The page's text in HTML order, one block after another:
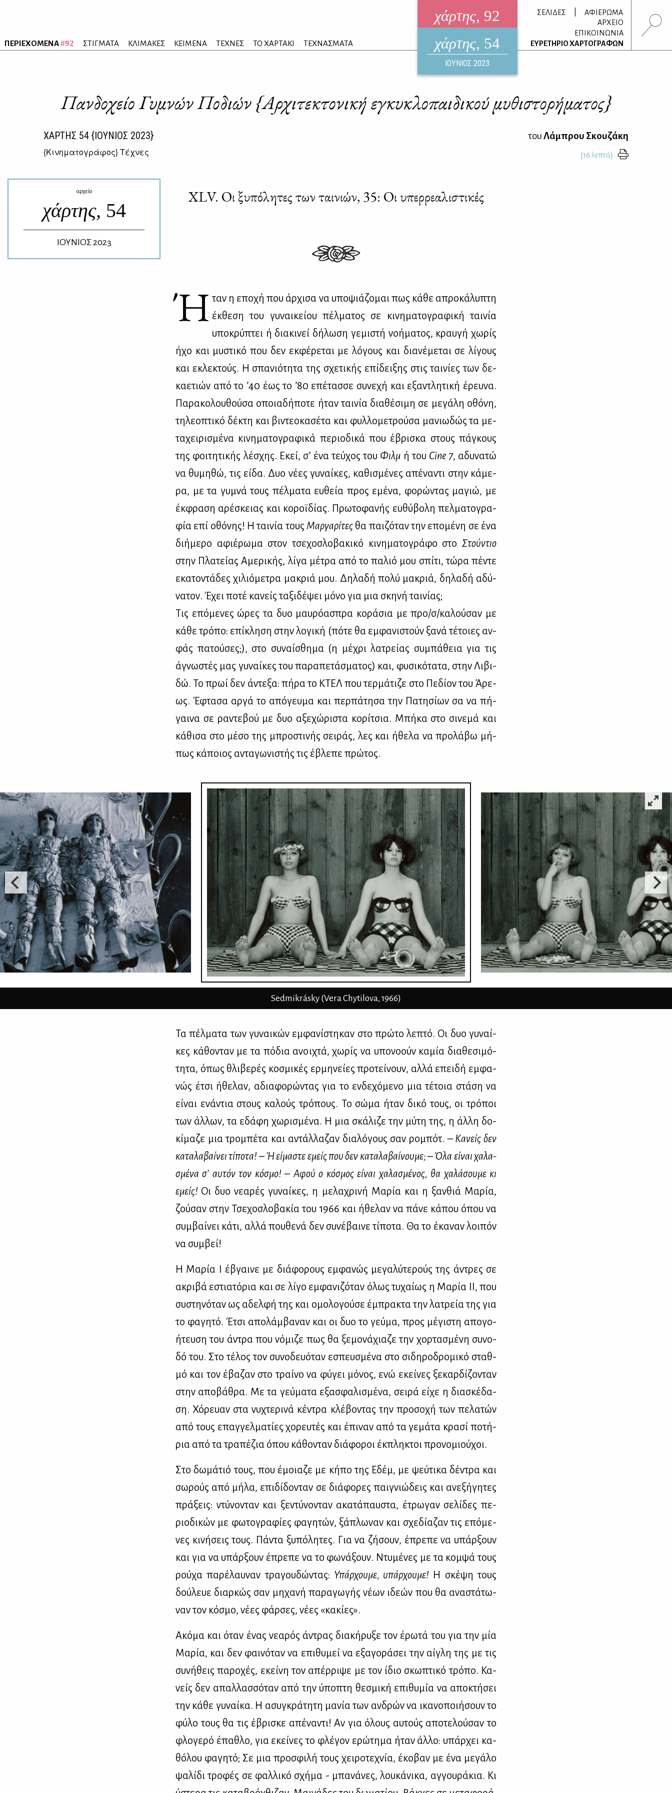
ΠΕΡΙΕΧΟΜΕΝΑ#92 ΣΤΙΓΜΑΤΑ ΚΛΙΜΑΚΕΣ ΚΕΙΜΕΝΑ ΤΕΧΝΕΣ ΤΟ ΧΑΡΤΑΚΙ ΤΕΧΝΑΣΜΑΤΑ
χάρτης, 92
ηλεκτρονικό περιοδικό
ΑΥΓΟΥΣΤΟΣ 2026
χάρτης, 54
ΙΟΥΝΙΟΣ 2023
ΣΕΛΙΔΕΣ
ΑΦΙΕΡΩΜΑ
ΑΡΧΕΙΟ
ΕΠΙΚΟΙΝΩΝΙΑ
ΕΥΡΕΤΗΡΙΟ ΧΑΡΤΟΓΡΑΦΩΝ
Πανδοχείο Γυμνών Ποδιών {Αρχιτεκτονική εγκυκλοπαιδικού μυθιστορήματος}
ΧΑΡΤΗΣ 54 {ΙΟΥΝΙΟΣ 2023}
{Κινηματογράφος} Τέχνες
τουΛάμπρου Σκουζάκη
{16 λεπτά}
αρχείο
χάρτης, 54
ΙΟΥΝΙΟΣ 2023
XLV. Οι ξυπόλητες των ταινιών, 35: Οι υπερρεαλιστικές
Ή ταν η επο­χή που άρ­χι­σα να υπο­ψιά­ζο­μαι πως κά­θε απρο­κά­λυ­πτη
έκ­θε­ση του γυ­ναι­κεί­ου πέλ­μα­τος σε κι­νη­μα­το­γρα­φι­κή ται­νία
υπο­κρύ­πτει ή δια­κι­νεί δή­λω­ση γε­μι­στή νο­ή­μα­τος, κραυ­γή χω­ρίς
ήχο και μυ­στι­κό που δεν εκ­φέ­ρε­ται με λό­γους και δια­νέ­με­ται σε λί­γους
και εκλε­κτούς. Η σπα­νιό­τη­τα της σχε­τι­κής επί­δει­ξης στις ται­νί­ες των δε­
κα­ε­τιών από το ’40 έως το ’80 επέ­τασ­σε συ­νε­χή και εξα­ντλη­τι­κή έρευ­να.
Πα­ρα­κο­λου­θού­σα οποια­δή­πο­τε ήταν ται­νία δια­θέ­σι­μη σε με­γά­λη οθό­νη,
τη­λε­ο­πτι­κό δέ­κτη και βι­ντε­ο­κα­σέ­τα και φυλ­λο­με­τρού­σα μα­νιω­δώς τα με­
τα­χει­ρι­σμέ­να κι­νη­μα­το­γρα­φι­κά πε­ριο­δι­κά που έβρι­σκα στους πά­γκους
της φοι­τη­τι­κής λέ­σχης. Εκεί, σ’ ένα τεύ­χος του Φιλμ ή του Cine 7, αδυ­να­τώ
να θυ­μη­θώ, τις εί­δα. Δυο νέ­ες γυ­ναί­κες, κα­θι­σμέ­νες απέ­να­ντι στην κά­με­
ρα, με τα γυ­μνά τους πέλ­μα­τα ευ­θεία προς εμέ­να, φο­ρώ­ντας μα­γιώ, με
έκ­φρα­ση αρέ­σκειας και κο­ροϊ­δί­ας. Πρω­το­φα­νής ευ­θύ­βο­λη πελ­μα­το­γρα­
φία επί οθό­νης! Η ται­νία τους Μαρ­γα­ρί­τες θα παι­ζό­ταν την επο­μέ­νη σε ένα
δι­ή­με­ρο αφιέ­ρω­μα στον τσε­χο­σλο­βα­κι­κό κι­νη­μα­το­γρά­φο στο Στού­ντιο
στην Πλα­τεί­ας Αμε­ρι­κής, λί­γα μέ­τρα από το πα­λιό μου σπί­τι, τώ­ρα πέ­ντε
εκα­το­ντά­δες χι­λιό­με­τρα μα­κριά μου. Δη­λα­δή πο­λύ μα­κριά, δη­λα­δή αδύ­
να­τον. Έχει πο­τέ κα­νείς τα­ξι­δέ­ψει μό­νο για μια σκη­νή ται­νί­ας;
Τις επό­με­νες ώρες τα δυο μαυ­ρό­α­σπρα κο­ρά­σια με προ/σ/κα­λού­σαν με
κά­θε τρό­πο: επί­κλη­ση στην λο­γι­κή (πό­τε θα εμ­φα­νι­στούν ξα­νά τέ­τοιες αν­
φάς πα­τού­σες;), στο συ­ναί­σθη­μα (η μέ­χρι λα­τρεί­ας συ­μπά­θεια για τις
άγνω­στές μας γυ­ναί­κες του πα­ρα­πε­τά­σμα­τος) και, φυ­σι­κό­τα­τα, στην Λι­βι­
δώ. Το πρωί δεν άντε­ξα: πή­ρα το ΚΤΕΛ που τερ­μά­τι­ζε στο Πε­δί­ον του Άρε­
ως. Έφτα­σα αρ­γά το από­γευ­μα και περ­πά­τη­σα την Πα­τη­σί­ων σα να πή­
γαι­να σε ρα­ντε­βού με δυο αξε­χώ­ρι­στα κο­ρί­τσια. Μπή­κα στο σι­νε­μά και
κά­θι­σα στο μέ­σο της μπρο­στι­νής σει­ράς, λες και ήθε­λα να προ­λά­βω μή­
πως κά­ποιος αντα­γω­νι­στής τις έβλε­πε πρώ­τος.
Sedmikrásky (Vera Chytilova, 1966)
Τα πέλ­μα­τα των γυ­ναι­κών εμ­φα­νί­στη­καν στο πρώ­το λε­πτό. Οι δυο γυ­ναί­
κες κά­θο­νταν με τα πό­δια ανοι­χτά, χω­ρίς να υπο­νο­ούν κα­μία δια­θε­σι­μό­
τη­τα, όπως θλι­βε­ρές κο­σμι­κές ερ­μη­νεί­ες προ­τεί­νουν, αλ­λά επει­δή εμ­φα­
νώς έτσι ήθε­λαν, αδια­φο­ρώ­ντας για το εν­δε­χό­με­νο μια τέ­τοια στά­ση να
εί­ναι ενά­ντια στους κα­λούς τρό­πους. Το σώ­μα ήταν δι­κό τους, οι τρό­ποι
των άλ­λων, τα εδά­φη χω­ρι­σμέ­να. H μια σκά­λι­ζε την μύ­τη της, η άλ­λη δο­
κί­μα­ζε μια τρο­μπέ­τα και αντάλ­λα­ζαν δια­λό­γους σαν ρο­μπότ.– Κα­νείς δεν
κα­τα­λα­βαί­νει τί­πο­τα! – Ή εί­μα­στε εμείς που δεν κα­τα­λα­βαί­νου­με; – Όλα εί­ναι χα­λα­
σμέ­να σ’ αυ­τόν τον κό­σμο! – Αφού ο κό­σμος εί­ναι χα­λα­σμέ­νος, θα χα­λά­σου­με κι
εμείς! Οι δυο νε­α­ρές γυ­ναί­κες, η με­λα­χρι­νή Μα­ρία και η ξαν­θιά Μα­ρία,
ζού­σαν στην Τσε­χο­σλο­βα­κία του 1966 και ήθε­λαν να πά­νε κά­που όπου να
συμ­βαί­νει κά­τι, αλ­λά που­θε­νά δεν συ­νέ­βαι­νε τί­πο­τα. Θα το έκα­ναν λοι­πόν
να συμ­βεί!
Η Μα­ρία Ι έβγαι­νε με διά­φο­ρους εμ­φα­νώς με­γα­λύ­τε­ρούς της άντρες σε
ακρι­βά εστια­τό­ρια και σε λί­γο εμ­φα­νι­ζό­ταν όλως τυ­χαί­ως η Μα­ρία ΙΙ, που
συ­στη­νό­ταν ως αδελ­φή της και ομο­λο­γού­σε έμπρα­κτα την λα­τρεία της για
το φα­γη­τό. Έτσι απο­λάμ­βα­ναν και οι δυο το γεύ­μα, προς μέ­γι­στη απο­γο­
ή­τευ­ση του άντρα που νό­μι­ζε πως θα ξε­μο­νά­χια­ζε την χορ­τα­σμέ­νη συ­νο­
δό του. Στο τέ­λος τον συ­νο­δευό­ταν εσπευ­σμέ­να στο σι­δη­ρο­δρο­μι­κό σταθ­
μό και τον έβα­ζαν στο τραί­νο να φύ­γει μό­νος, ενώ εκεί­νες ξε­καρ­δί­ζο­νταν
στην απο­βά­θρα. Με τα γεύ­μα­τα εξα­σφα­λι­σμέ­να, σει­ρά εί­χε η δια­σκέ­δα­
ση. Χό­ρευαν στα νυ­χτε­ρι­νά κέ­ντρα κλέ­βο­ντας την προ­σο­χή των πε­λα­τών
από τους επαγ­γελ­μα­τί­ες χο­ρευ­τές και έπι­ναν από τα γε­μά­τα κρα­σί πο­τή­
ρια από τα τρα­πέ­ζια όπου κά­θο­νταν διά­φο­ροι έκ­πλη­κτοι προ­νο­μιού­χοι.
Στο δω­μά­τιό τους, που έμοια­ζε με κή­πο της Εδέμ, με ψεύ­τι­κα δέ­ντρα και
σω­ρούς από μή­λα, επι­δί­δο­νταν σε διά­φο­ρες παι­γνιώ­δεις και ανε­ξή­γη­τες
πρά­ξεις: ντύ­νο­νταν και ξε­ντύ­νο­νταν ακα­τά­παυ­στα, έτρω­γαν σε­λί­δες πε­
ριο­δι­κών με φω­το­γρα­φί­ες φα­γη­τών, ξά­πλω­ναν και σχε­δί­α­ζαν τις επό­με­
νες κι­νή­σεις τους. Πά­ντα ξυ­πό­λη­τες. Για να ζή­σουν, έπρε­πε να υπάρ­ξουν
και για να υπάρ­ξουν έπρε­πε να το φω­νά­ξουν. Ντυ­μέ­νες με τα κομ­ψά τους
ρού­χα πα­ρέ­λαυ­ναν τρα­γου­δώ­ντας: Υπάρ­χου­με, υπάρ­χου­με! Η σκέ­ψη τους
δού­λευε διαρ­κώς σαν μη­χα­νή πα­ρα­γω­γής νέ­ων ιδε­ών που θα ανα­στά­τω­
ναν τον κό­σμο, νέ­ες φάρ­σες, νέ­ες «κα­κί­ες».
Ακό­μα και όταν ένας νε­α­ρός άντρας δια­κή­ρυ­ξε τον έρω­τά του για την μία
Μα­ρία, και δεν φαι­νό­ταν να επι­θυ­μεί να εξα­γο­ρά­σει την αί­γλη της με τις
συ­νή­θεις πα­ρο­χές, εκεί­νη τον απέρ­ρι­ψε με τον ίδιο σκω­πτι­κό τρό­πο. Κα­
νείς δεν απαλ­λασ­σό­ταν από την ύπο­πτη θε­σμι­κή επι­θυ­μία να απο­κτή­σει
την κά­θε γυ­ναί­κα. Η ασυ­γκρά­τη­τη μα­νία των αν­δρών να ικα­νο­ποι­ή­σουν το
φύ­λο τους θα τις έβρι­σκε απέ­να­ντι! Αν για όλους αυ­τούς απο­τε­λού­σαν το
φλο­γε­ρό έπα­θλο, για εκεί­νες το φλέ­γον ερώ­τη­μα ήταν άλ­λο: υπάρ­χει κα­
θό­λου φα­γη­τό; Σε μια προ­σφι­λή τους χει­ρο­τε­χνία, έκο­βαν με ένα με­γά­λο
ψα­λί­δι τρο­φές σε φαλ­λι­κό σχή­μα - μπα­νά­νες, λου­κά­νι­κα, αγ­γου­ρά­κια. Κι